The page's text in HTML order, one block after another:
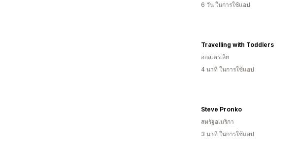
6 วัน ในการใช้แอป
Travelling with Toddlers
ออสเตรเลีย
4 นาที ในการใช้แอป
Steve Pronko
สหรัฐอเมริกา
3 นาที ในการใช้แอป